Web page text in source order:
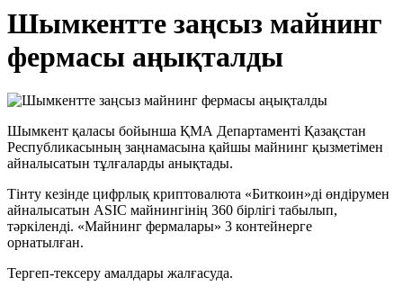
Шымкентте заңсыз майнинг
фермасы аңықталды
Шымкент қаласы бойынша ҚМА Департаменті Қазақстан
Республикасының заңнамасына қайшы майнинг қызметімен
айналысатын тұлғаларды анықтады.
Тінту кезінде цифрлық криптовалюта «Биткоин»ді өндірумен
айналысатын ASIC майнингінің 360 бірлігі табылып,
тәркіленді. «Майнинг фермалары» 3 контейнерге
орнатылған.
Тергеп-тексеру амалдары жалғасуда.